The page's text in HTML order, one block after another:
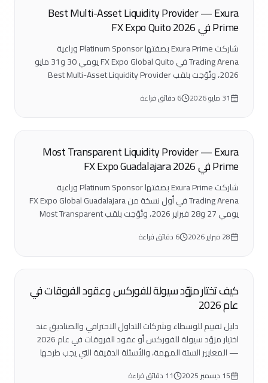
Best Multi-Asset Liquidity Provider — Exura
Prime في FX Expo Quito 2026
شاركت Exura Prime بصفتها Platinum Sponsor وراعية
Trading Arena في FX Expo Global Quito يومي 30 و31 مايو
2026، وتُوّجت بلقب Best Multi-Asset Liquidity Provider
في أمريكا اللاتينية.
31 مايو 2026 6 دقائق قراءة
Most Transparent Liquidity Provider — Exura
Prime في FX Expo Guadalajara 2026
شاركت Exura Prime بصفتها Platinum Sponsor وراعية
Trading Arena في أول نسخة من FX Expo Global Guadalajara
يومي 27 و28 فبراير 2026، وتُوّجت بلقب Most Transparent
28 فبراير 2026 6 دقائق قراءة
كيف تختار مزوّد سيولة للفوركس وعقود الفروقات في
عام 2026
دليل تقييم للوسطاء وشركات التداول الاحترافي والصناديق عند
اختيار مزوّد سيولة للفوركس أو عقود الفروقات في عام 2026
— المعايير الستة المهمة، والأسئلة الدقيقة التي يجب طرحها
15 ديسمبر 2025 11 دقائق قراءة